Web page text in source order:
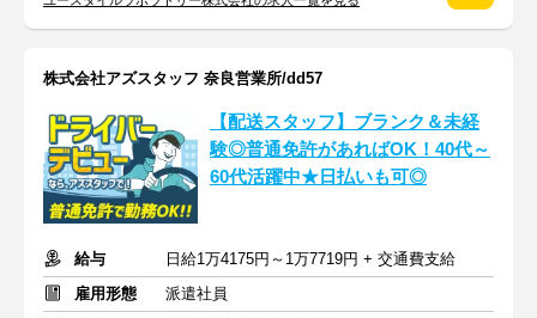
株式会社アズスタッフ 奈良営業所/dd57
【配送スタッフ】ブランク＆未経
験◎普通免許があればOK！40代～
60代活躍中★日払いも可◎
給与
日給1万4175円～1万7719円 + 交通費支給
雇用形態
派遣社員